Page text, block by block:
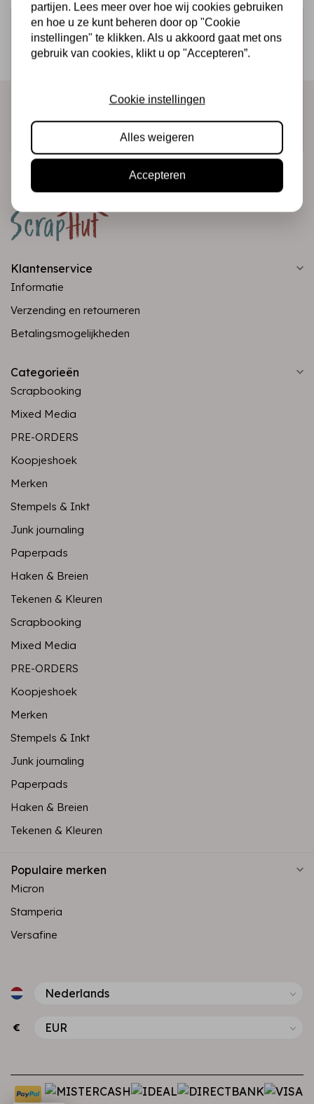
Schrijf je in voor de nieuwsbrief
Ontvang als eerste onze actie en nieuwe producten
Klantenservice
Informatie
Verzending en retourneren
Betalingsmogelijkheden
Categorieën
Scrapbooking
Mixed Media
PRE-ORDERS
Koopjeshoek
Merken
Stempels & Inkt
Junk journaling
Paperpads
Haken & Breien
Tekenen & Kleuren
Scrapbooking
Mixed Media
PRE-ORDERS
Koopjeshoek
Merken
Stempels & Inkt
Junk journaling
Paperpads
Haken & Breien
Tekenen & Kleuren
Populaire merken
Micron
Stamperia
Versafine
€
partijen. Lees meer over hoe wij cookies gebruiken
en hoe u ze kunt beheren door op "Cookie
instellingen" te klikken. Als u akkoord gaat met ons
gebruik van cookies, klikt u op "Accepteren”.
Cookie instellingen
Alles weigeren
Accepteren